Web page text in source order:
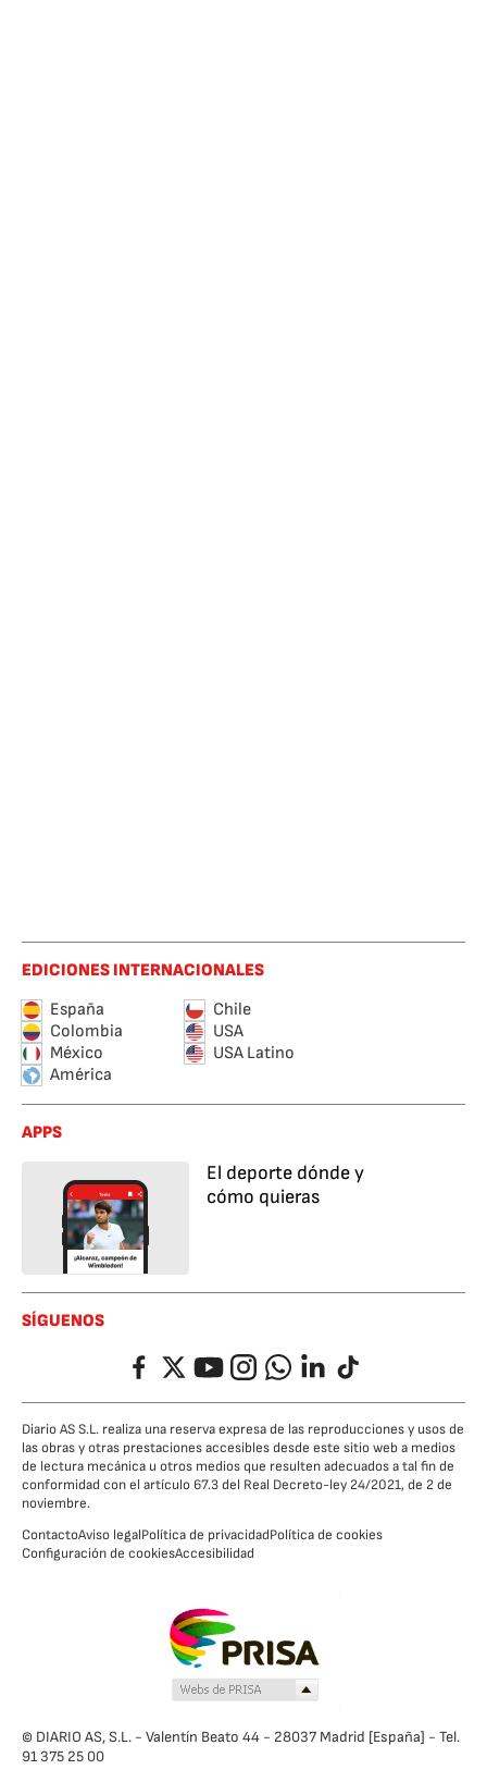
EDICIONES INTERNACIONALES
España
Chile
Colombia
USA
México
USA Latino
América
APPS
El deporte dónde y
cómo quieras
SÍGUENOS
FacebookTwitterYouTubeInstagramWhatsappLinkedIn
TikTok
Diario AS S.L. realiza una reserva expresa de las reproducciones y usos de
las obras y otras prestaciones accesibles desde este sitio web a medios
de lectura mecánica u otros medios que resulten adecuados a tal fin de
conformidad con el artículo 67.3 del Real Decreto-ley 24/2021, de 2 de
noviembre.
ContactoAviso legalPolítica de privacidadPolítica de cookies
Configuración de cookiesAccesibilidad
© DIARIO AS, S.L. - Valentín Beato 44 - 28037 Madrid [España] - Tel.
91 375 25 00